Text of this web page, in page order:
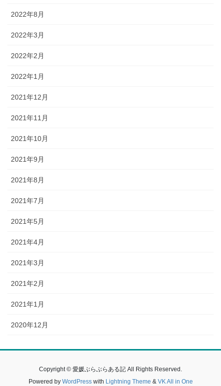
2022年8月
2022年3月
2022年2月
2022年1月
2021年12月
2021年11月
2021年10月
2021年9月
2021年8月
2021年7月
2021年5月
2021年4月
2021年3月
2021年2月
2021年1月
2020年12月
Copyright © 愛媛ぶらぶらある記 All Rights Reserved.
Powered by WordPresswith Lightning Theme & VK All in One